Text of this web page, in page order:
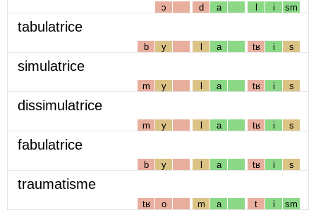
ɔ d a l i sm
tabulatrice
b y l a tʁ i s
simulatrice
m y l a tʁ i s
dissimulatrice
m y l a tʁ i s
fabulatrice
b y l a tʁ i s
traumatisme
tʁ o m a t i sm